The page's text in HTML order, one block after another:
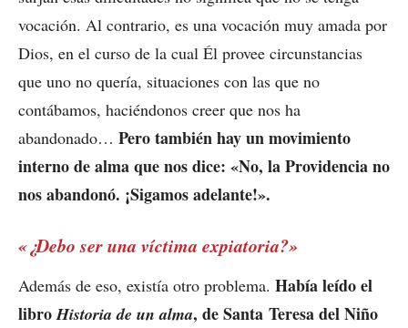
vocación. Al contrario, es una vocación muy amada por
Dios, en el curso de la cual Él provee circunstancias
que uno no quería, situaciones con las que no
contábamos, haciéndonos creer que nos ha
abandonado… Pero también hay un movimiento
interno de alma que nos dice: «No, la Providencia no
nos abandonó. ¡Sigamos adelante!».
«¿Debo ser una víctima expiatoria?»
Además de eso, existía otro problema. Había leído el
libroHistoria de un alma, de Santa Teresa del Niño